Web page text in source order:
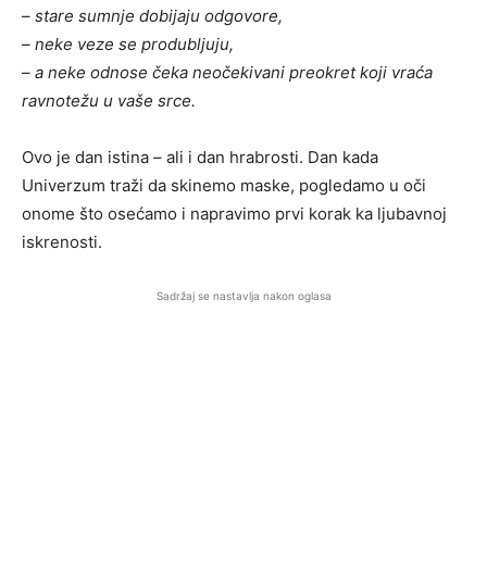
– stare sumnje dobijaju odgovore,
– neke veze se produbljuju,
– a neke odnose čeka neočekivani preokret koji vraća
ravnotežu u vaše srce.
Ovo je dan istina – ali i dan hrabrosti. Dan kada
Univerzum traži da skinemo maske, pogledamo u oči
onome što osećamo i napravimo prvi korak ka ljubavnoj
iskrenosti.
Sadržaj se nastavlja nakon oglasa